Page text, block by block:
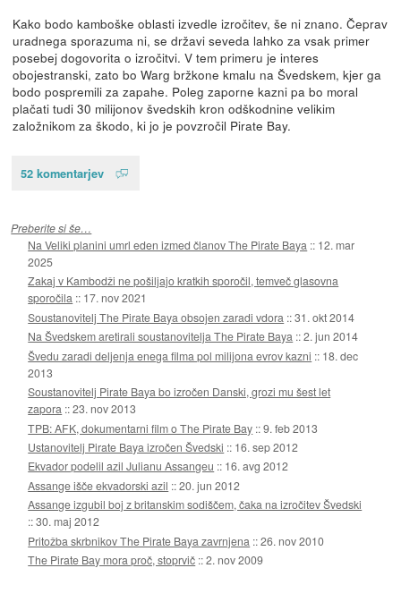
Kako bodo kamboške oblasti izvedle izročitev, še ni znano. Čeprav
uradnega sporazuma ni, se državi seveda lahko za vsak primer
posebej dogovorita o izročitvi. V tem primeru je interes
obojestranski, zato bo Warg bržkone kmalu na Švedskem, kjer ga
bodo pospremili za zapahe. Poleg zaporne kazni pa bo moral
plačati tudi 30 milijonov švedskih kron odškodnine velikim
založnikom za škodo, ki jo je povzročil Pirate Bay.
52 komentarjev
Preberite si še…
Na Veliki planini umrl eden izmed članov The Pirate Baya :: 12. mar
2025
Zakaj v Kambodži ne pošiljajo kratkih sporočil, temveč glasovna
sporočila :: 17. nov 2021
Soustanovitelj The Pirate Baya obsojen zaradi vdora ::31. okt 2014
Na Švedskem aretirali soustanovitelja The Pirate Baya ::2. jun 2014
Švedu zaradi deljenja enega filma pol milijona evrov kazni :: 18. dec
2013
Soustanovitelj Pirate Baya bo izročen Danski, grozi mu šest let
zapora ::23. nov 2013
TPB: AFK, dokumentarni film o The Pirate Bay ::9. feb 2013
Ustanovitelj Pirate Baya izročen Švedski :: 16. sep 2012
Ekvador podelil azil Julianu Assangeu :: 16. avg 2012
Assange išče ekvadorski azil ::20. jun 2012
Assange izgubil boj z britanskim sodiščem, čaka na izročitev Švedski
::30. maj 2012
Pritožba skrbnikov The Pirate Baya zavrnjena ::26. nov 2010
The Pirate Bay mora proč, stoprvič ::2. nov 2009